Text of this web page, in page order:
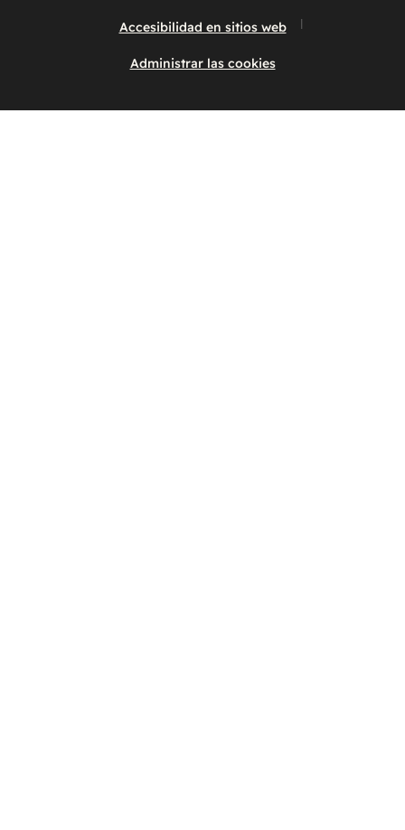
Accesibilidad en sitios web
Administrar las cookies